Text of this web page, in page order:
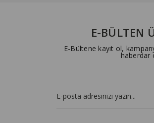
E-BÜLTEN
E-Bültene kayıt ol,
haberdar